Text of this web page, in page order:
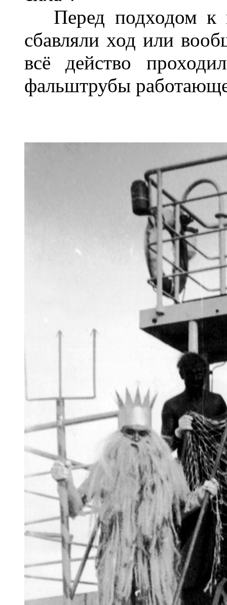
Перед подходом к
сбавляли ход или
всё действо
фальштрубы